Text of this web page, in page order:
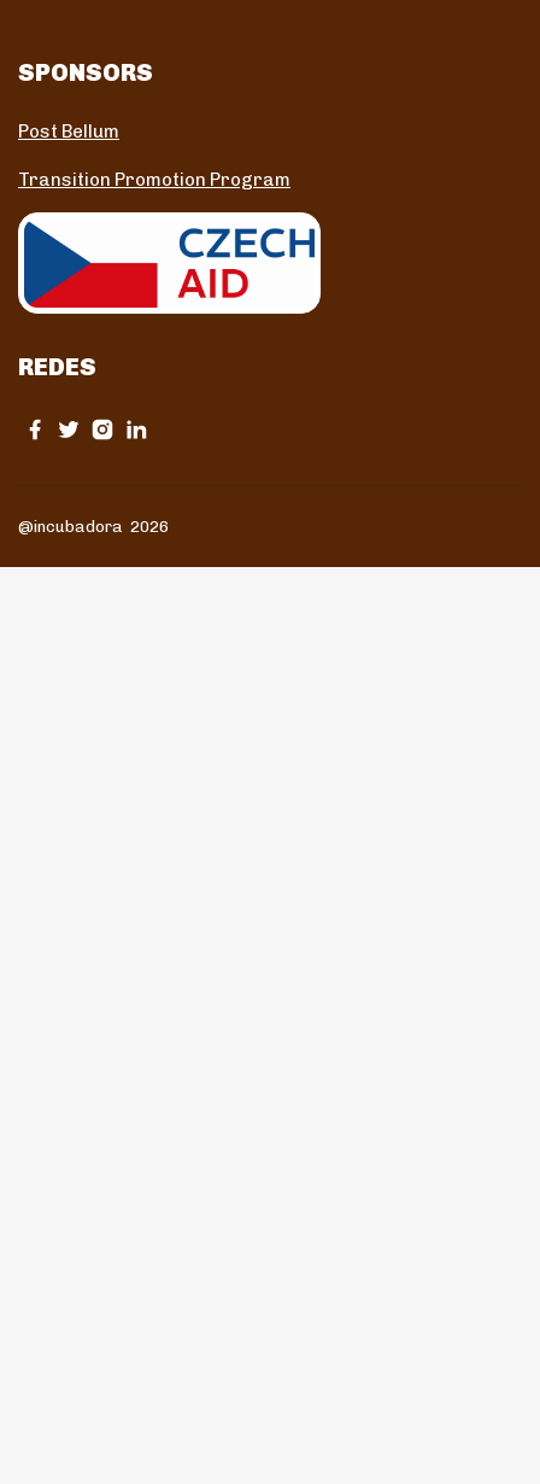
SPONSORS
Post Bellum
Transition Promotion Program
REDES
@incubadora 2026